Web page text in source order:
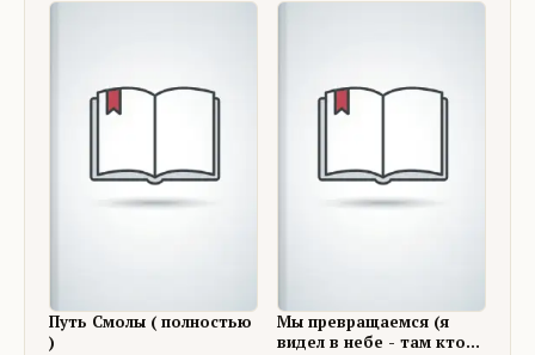
Путь Смолы ( полностью
)
Мы превращаемся (я
видел в небе - там кто-